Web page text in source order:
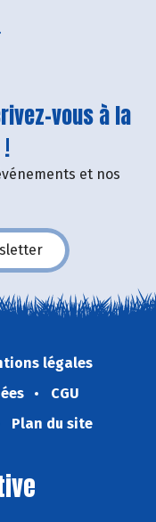
vous à la
et nos
légales
CGU
Plan du site